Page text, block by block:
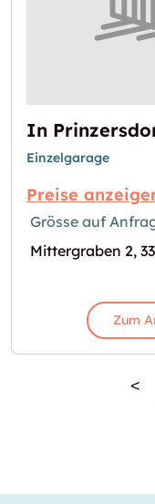
In
Einzelgarage
Preise
Grösse auf
Mittergraben 2,
Zum
<